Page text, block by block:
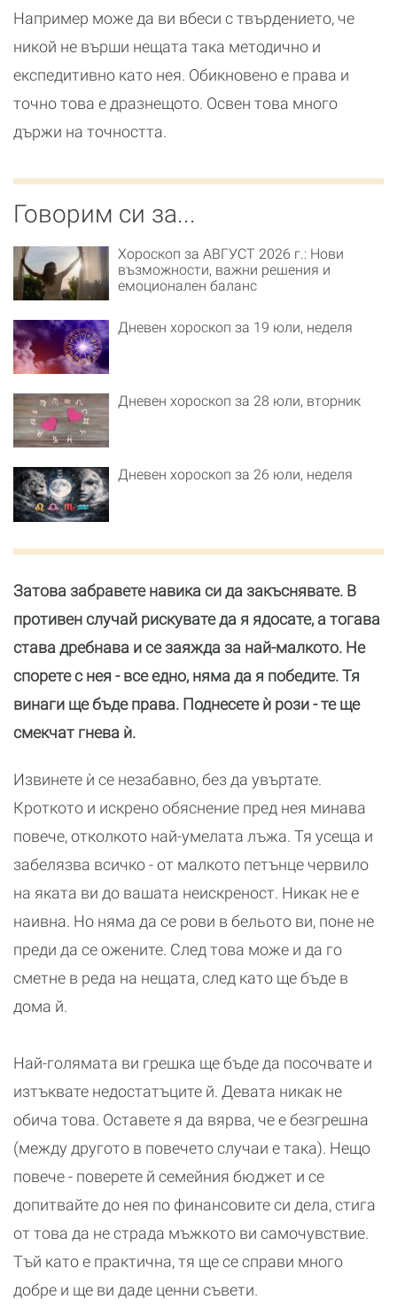
Например може да ви вбеси с твърдението, че
никой не върши нещата така методично и
експедитивно като нея. Обикновено е права и
точно това е дразнещото. Освен това много
държи на точността.
Говорим си за...
Хороскоп за АВГУСТ 2026 г.: Нови
възможности, важни решения и
емоционален баланс
Дневен хороскоп за 19 юли, неделя
Дневен хороскоп за 28 юли, вторник
Дневен хороскоп за 26 юли, неделя
Затова забравете навика си да закъснявате. В
противен случай рискувате да я ядосате, а тогава
става дребнава и се заяжда за най-малкото. Не
спорете с нея - все едно, няма да я победите. Тя
винаги ще бъде права. Поднесете ѝ рози - те ще
смекчат гнева ѝ.
Извинете ѝ се незабавно, без да увъртате.
Кроткото и искрено обяснение пред нея минава
повече, отколкото най-умелата лъжа. Тя усеща и
забелязва всичко - от малкото петънце червило
на яката ви до вашата неискреност. Никак не е
наивна. Но няма да се рови в бельото ви, поне не
преди да се ожените. След това може и да го
сметне в реда на нещата, след като ще бъде в
дома й.
Най-голямата ви грешка ще бъде да посочвате и
изтъквате недостатъците й. Девата никак не
обича това. Оставете я да вярва, че е безгрешна
(между другото в повечето случаи е така). Нещо
повече - поверете й семейния бюджет и се
допитвайте до нея по финансовите си дела, стига
от това да не страда мъжкото ви самочувствие.
Тъй като е практична, тя ще се справи много
добре и ще ви даде ценни съвети.